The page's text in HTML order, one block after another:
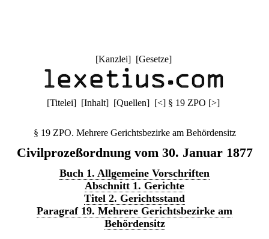
[Kanzlei] [Gesetze]
[Titelei] [Inhalt] [Quellen] [<] § 19 ZPO [>]
§ 19 ZPO. Mehrere Gerichtsbezirke am Behördensitz
Civilprozeßordnung vom 30. Januar 1877
Buch 1. Allgemeine Vorschriften
Abschnitt 1. Gerichte
Titel 2. Gerichtsstand
Paragraf 19. Mehrere Gerichtsbezirke am
Behördensitz